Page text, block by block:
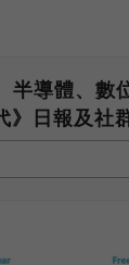
半導體、數
》日報及社